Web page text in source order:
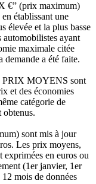
€” (prix maximum)
établissant une
élevée et la plus basse
ayant
maximale citée
demande a été faite.
MOYENS sont
et des économies
catégorie de
obtenus.
sont mis à jour
Les prix moyens,
en euros ou
(1er janvier, 1er
mois de données